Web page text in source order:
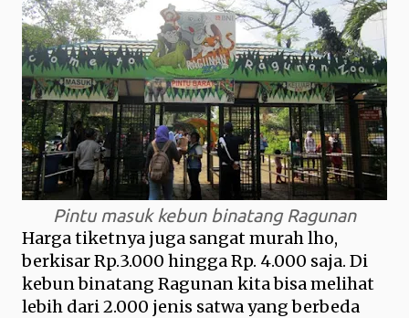
Pintu masuk kebun binatang Ragunan
Harga tiketnya juga sangat murah lho,
berkisar Rp.3.000 hingga Rp. 4.000 saja. Di
kebun binatang Ragunan kita bisa melihat
lebih dari 2.000 jenis satwa yang berbeda